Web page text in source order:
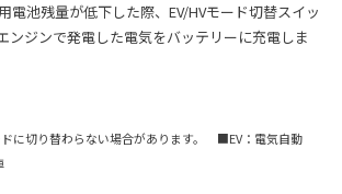
電池残量が低下した際、EV/HVモード切替スイッ
ンジンで発電した電気をバッテリーに充電しま
に切り替わらない場合があります。 ■EV：電気自動